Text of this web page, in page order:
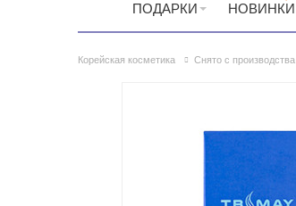
ПОДАРКИ НОВИНКИ
Корейская косметика Снято с производства